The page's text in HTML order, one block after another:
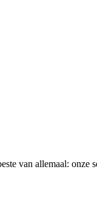
van allemaal: onze